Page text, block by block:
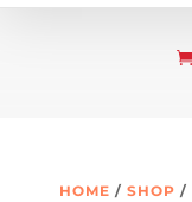
HOME / SHOP /